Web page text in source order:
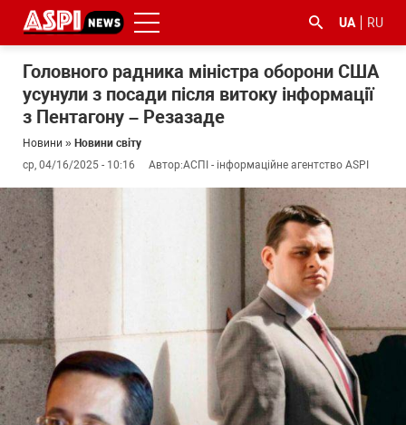
UA RU
Головного радника міністра оборони США
усунули з посади після витоку інформації
з Пентагону – Резазаде
Новини » Новини світу
ср, 04/16/2025 - 10:16
Автор:АСПІ - інформаційне агентство ASPI
#ООС
#боротьба
#Київ #коронавірус